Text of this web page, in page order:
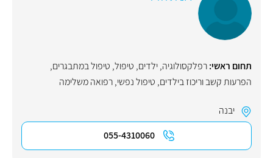
תחום ראשי:רפלקסולוגיה,ילדים, טיפול, טיפול במתבגרים,
הפרעות קשב וריכוז בילדים, טיפול נפשי,רפואה משלימה
יבנה
055-4310060